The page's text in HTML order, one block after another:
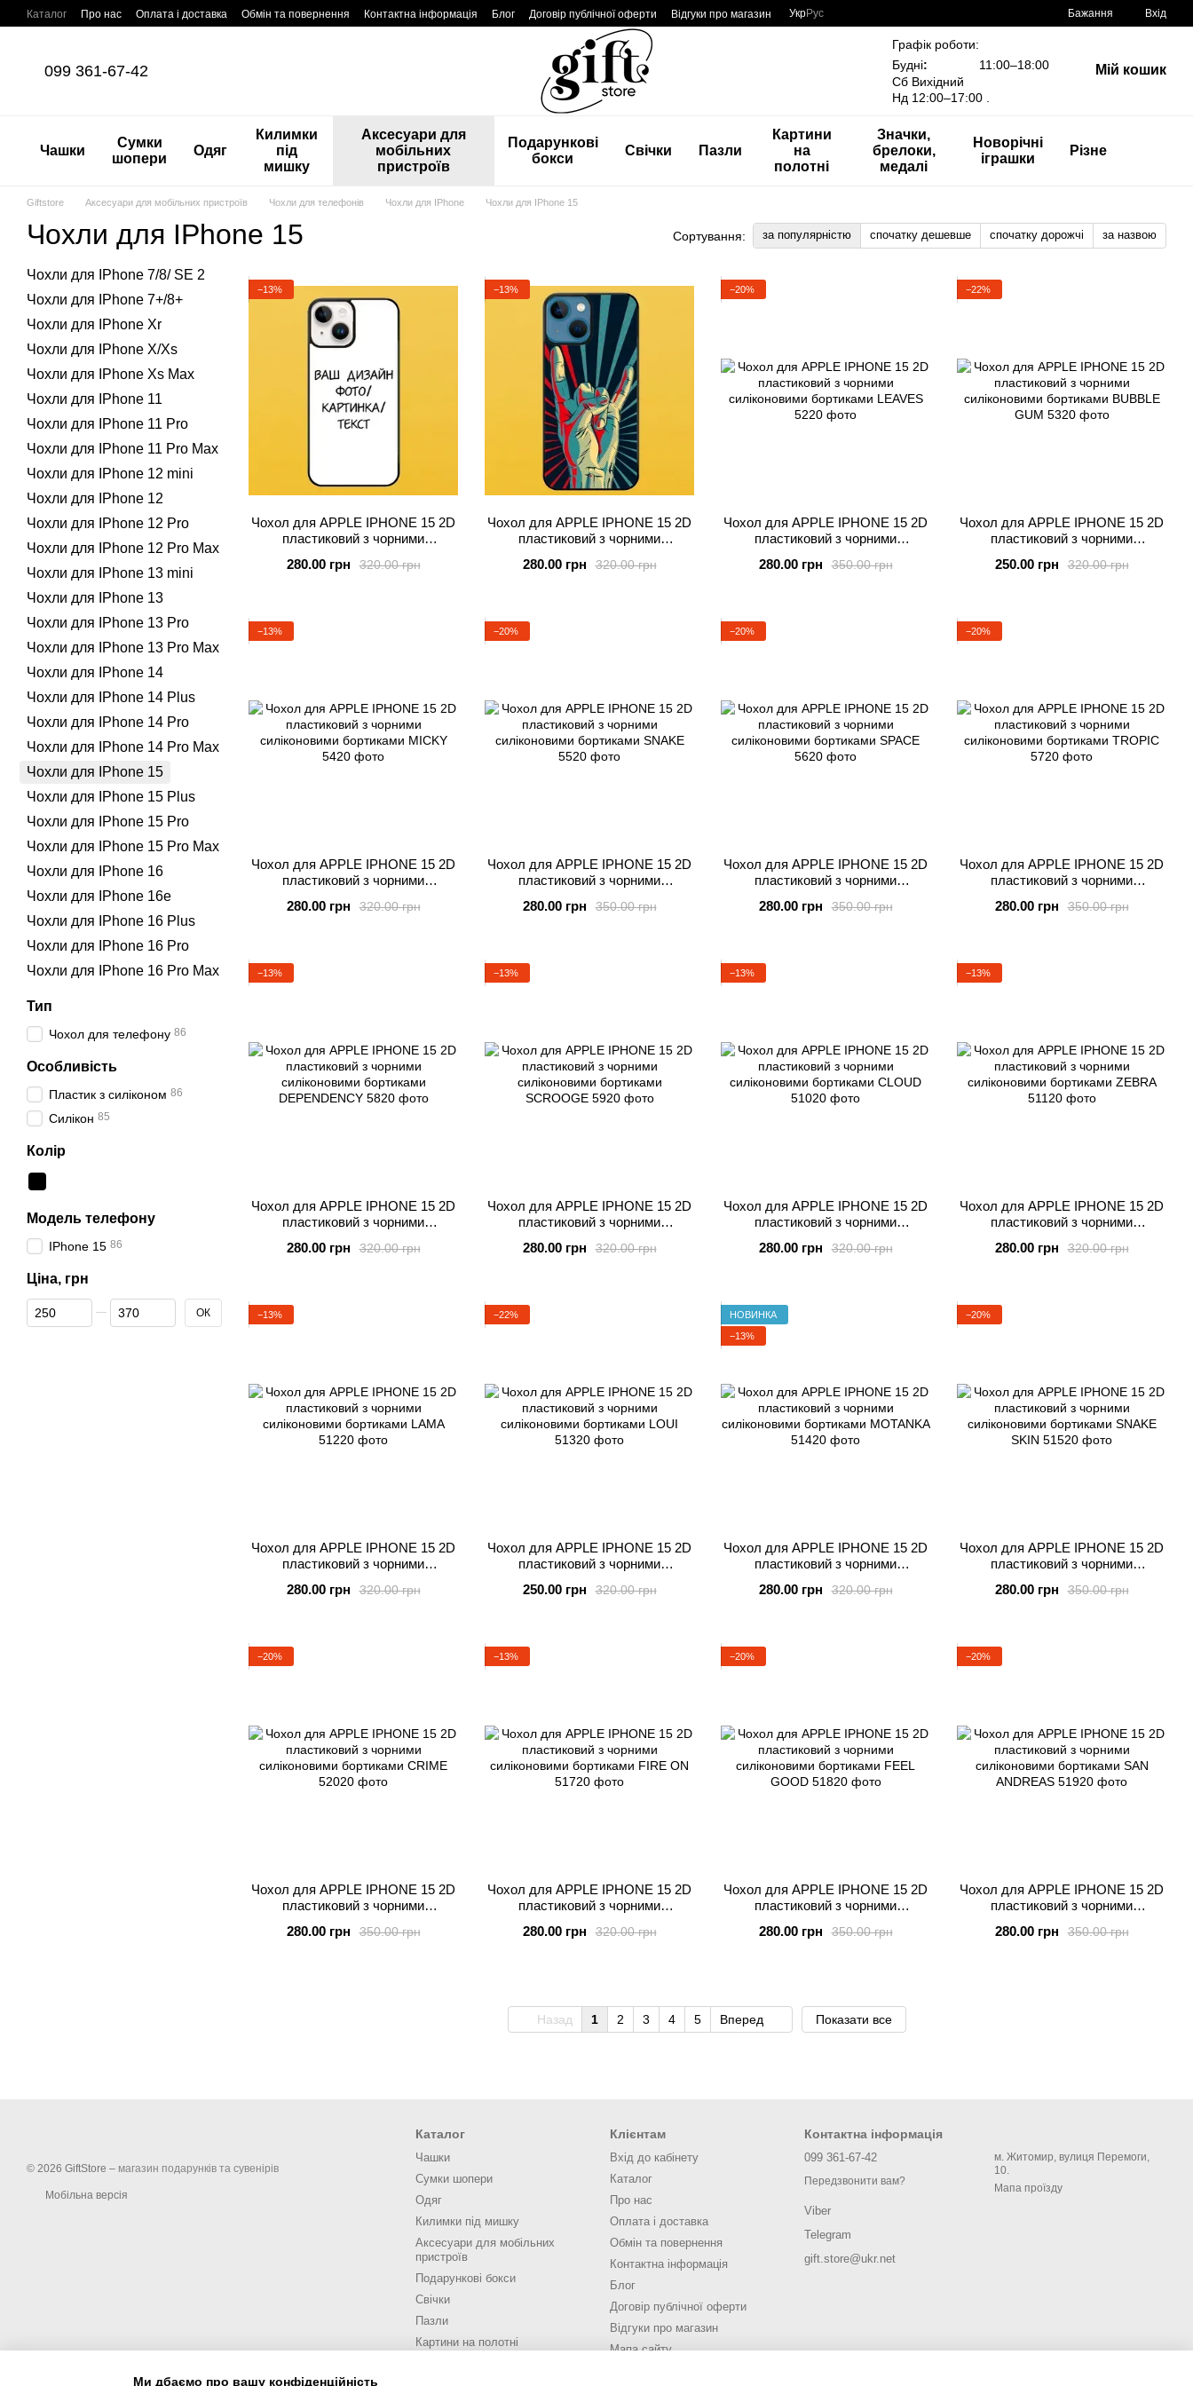
Перейти до основного контенту
Каталог Про нас Оплата і доставка Обмін та повернення Контактна інформація Блог Договір публічної оферти Відгуки про магазин УкрРус Бажання Вхід
099 361-67-42
Графік роботи:
Будні:
11:00–18:00
Сб Вихідний
Нд 12:00–17:00 .
Мій кошик
Чашки
Сумки
шопери
Одяг
Килимки
під
мишку
Аксесуари для
мобільних
пристроїв
Подарункові
бокси
Свічки Пазли
Картини
на
полотні
Значки,
брелоки,
медалі
Новорічні
іграшки
Різне
Giftstore Аксесуари для мобільних пристроїв Чохли для телефонів Чохли для IPhone Чохли для IPhone 15
Чохли для IPhone 15 Сортування: за популярністю спочатку дешевше спочатку дорожчі за назвою
−13%
Чохол для APPLE IPHONE 15 2D
пластиковий з чорними
ІНДИВІДУАЛЬНИМ ДИЗАЙНОМ
320.00 грн
280.00 грн
−13%
Чохол для APPLE IPHONE 15 2D
пластиковий з чорними
320.00 грн
280.00 грн
−20%
Чохол для APPLE IPHONE 15 2D
пластиковий з чорними
350.00 грн
280.00 грн
−22%
Чохол для APPLE IPHONE 15 2D
пластиковий з чорними
GUM320.00 грн
250.00 грн
−13%
Чохол для APPLE IPHONE 15 2D
пластиковий з чорними
320.00 грн
280.00 грн
−20%
Чохол для APPLE IPHONE 15 2D
пластиковий з чорними
350.00 грн
280.00 грн
−20%
Чохол для APPLE IPHONE 15 2D
пластиковий з чорними
350.00 грн
280.00 грн
−20%
Чохол для APPLE IPHONE 15 2D
пластиковий з чорними
350.00 грн
280.00 грн
−13%
Чохол для APPLE IPHONE 15 2D
пластиковий з чорними
DEPENDENCY
320.00 грн
280.00 грн
−13%
Чохол для APPLE IPHONE 15 2D
пластиковий з чорними
SCROOGE320.00 грн
280.00 грн
−13%
Чохол для APPLE IPHONE 15 2D
пластиковий з чорними
320.00 грн
280.00 грн
−13%
Чохол для APPLE IPHONE 15 2D
пластиковий з чорними
320.00 грн
280.00 грн
−13%
Чохол для APPLE IPHONE 15 2D
пластиковий з чорними
320.00 грн
280.00 грн
−22%
Чохол для APPLE IPHONE 15 2D
пластиковий з чорними
320.00 грн
250.00 грн
НОВИНКА
−13%
Чохол для APPLE IPHONE 15 2D
пластиковий з чорними
MOTANKA320.00 грн
280.00 грн
−20%
Чохол для APPLE IPHONE 15 2D
пластиковий з чорними
SKIN350.00 грн
280.00 грн
−20%
Чохол для APPLE IPHONE 15 2D
пластиковий з чорними
350.00 грн
280.00 грн
−13%
Чохол для APPLE IPHONE 15 2D
пластиковий з чорними
320.00 грн
280.00 грн
−20%
Чохол для APPLE IPHONE 15 2D
пластиковий з чорними
GOOD350.00 грн
280.00 грн
−20%
Чохол для APPLE IPHONE 15 2D
пластиковий з чорними
ANDREAS350.00 грн
280.00 грн
Назад 1 2 3 4 5 Вперед Показати все
Чохли для IPhone 7/8/ SE 2
Чохли для IPhone 7+/8+
Чохли для IPhone Xr
Чохли для IPhone X/Xs
Чохли для IPhone Xs Max
Чохли для IPhone 11
Чохли для IPhone 11 Pro
Чохли для IPhone 11 Pro Max
Чохли для IPhone 12 mini
Чохли для IPhone 12
Чохли для IPhone 12 Pro
Чохли для IPhone 12 Pro Max
Чохли для IPhone 13 mini
Чохли для IPhone 13
Чохли для IPhone 13 Pro
Чохли для IPhone 13 Pro Max
Чохли для IPhone 14
Чохли для IPhone 14 Plus
Чохли для IPhone 14 Pro
Чохли для IPhone 14 Pro Max
Чохли для IPhone 15
Чохли для IPhone 15 Plus
Чохли для IPhone 15 Pro
Чохли для IPhone 15 Pro Max
Чохли для IPhone 16
Чохли для IPhone 16e
Чохли для IPhone 16 Plus
Чохли для IPhone 16 Pro
Чохли для IPhone 16 Pro Max
Тип
Чохол для телефону 86
Особливість
Пластик з силіконом 86
Силікон 85
Колір
Модель телефону
IPhone 15 86
Ціна, грн
Від Ціна, грн
До Ціна, грн ОК
© 2026 GiftStore – магазин подарунків та сувенірів
Мобільна версія
Каталог
Чашки
Сумки шопери
Одяг
Килимки під мишку
Аксесуари для мобільних
пристроїв
Подарункові бокси
Свічки
Пазли
Картини на полотні
Клієнтам
Вхід до кабінету
Каталог
Про нас
Оплата і доставка
Обмін та повернення
Контактна інформація
Блог
Договір публічної оферти
Відгуки про магазин
Мапа сайту
Контактна інформація
099 361-67-42
Передзвонити вам?
Viber
Telegram
gift.store@ukr.net
м. Житомир, вулиця Перемоги,
10.
Мапа проїзду
Ми дбаємо про вашу конфіденційність